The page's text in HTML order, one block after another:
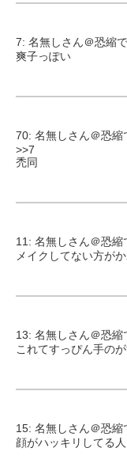
7: 名無しさん＠恐縮
爽子っぽい
70: 名無しさん＠恐縮
>>7
禿同
11: 名無しさん＠恐縮
メイクしてない方が
13: 名無しさん＠恐縮
これてすっぴん手の
15: 名無しさん＠恐縮
顔がハッキリしてる